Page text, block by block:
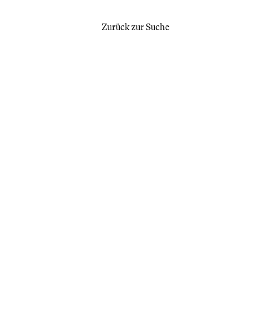
Zurück zur Suche